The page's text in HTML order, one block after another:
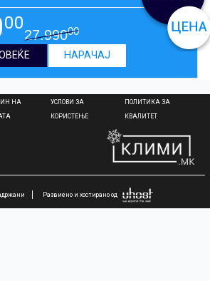
00
27.99000
НАРАЧАЈ
НА
УСЛОВИ ЗА
КОРИСТЕЊЕ
ПОЛИТИКА ЗА
КВАЛИТЕТ
Развиено и хостирано од